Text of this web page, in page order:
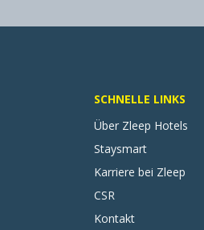
SCHNELLE LINKS
Über Zleep Hotels
Staysmart
Karriere bei Zleep
CSR
Kontakt